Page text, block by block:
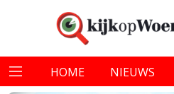
HOME NIEUWS